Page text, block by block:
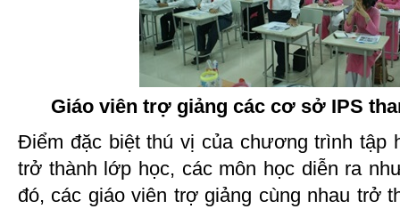
Giáo viên trợ giảng các cơ sở IPS
Điểm đặc biệt thú vị của chương trình tập
trở thành lớp học, các môn học diễn ra
đó, các giáo viên trợ giảng cùng nhau trở